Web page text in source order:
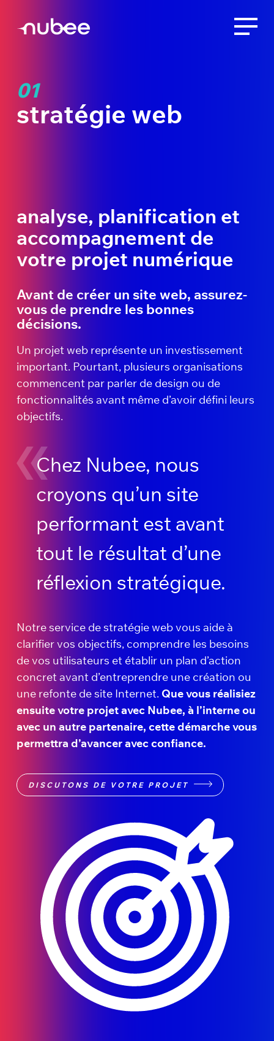
01
stratégie web
analyse, planification et
accompagnement de
votre projet numérique
Avant de créer un site web, assurez-
vous de prendre les bonnes
décisions.
Un projet web représente un investissement
important. Pourtant, plusieurs organisations
commencent par parler de design ou de
fonctionnalités avant même d’avoir défini leurs
objectifs.
Chez Nubee, nous
croyons qu’un site
performant est avant
tout le résultat d’une
réflexion stratégique.
Notre service de stratégie web vous aide à
clarifier vos objectifs, comprendre les besoins
de vos utilisateurs et établir un plan d’action
concret avant d’entreprendre une création ou
une refonte de site Internet. Que vous réalisiez
ensuite votre projet avec Nubee, à l’interne ou
avec un autre partenaire, cette démarche vous
permettra d’avancer avec confiance.
DISCUTONS DE VOTRE PROJET